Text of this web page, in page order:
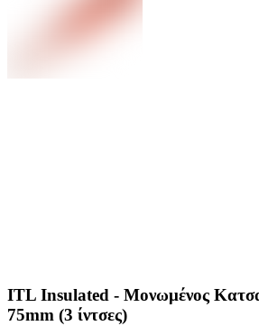
ITL Insulated - Μονωμένος
75mm (3 ίντσες)